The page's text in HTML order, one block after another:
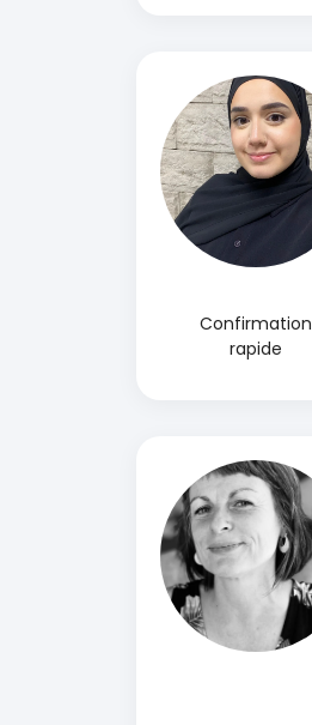
Confirmation
rapide